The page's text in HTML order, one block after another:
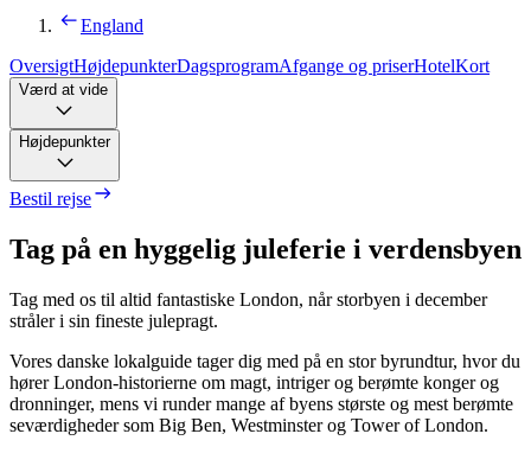
England
OversigtHøjdepunkterDagsprogramAfgange og priserHotelKort
Værd at vide
Højdepunkter
Bestil rejse
Tag på en hyggelig juleferie i verdensbyen
Tag med os til altid fantastiske London, når storbyen i december
stråler i sin fineste julepragt.
Vores danske lokalguide tager dig med på en stor byrundtur, hvor du
hører London-historierne om magt, intriger og berømte konger og
dronninger, mens vi runder mange af byens største og mest berømte
seværdigheder som Big Ben, Westminster og Tower of London.